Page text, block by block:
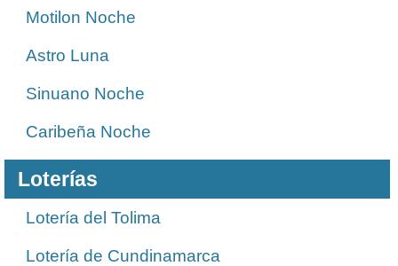
Motilon Noche
Astro Luna
Sinuano Noche
Caribeña Noche
Loterías
Lotería del Tolima
Lotería de Cundinamarca